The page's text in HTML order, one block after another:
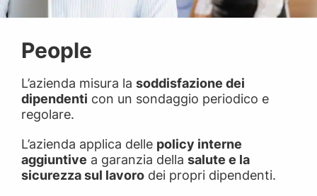
People
L’azienda misura la soddisfazione dei
dipendenti con un sondaggio periodico e
regolare.
L’azienda applica delle policy interne
aggiuntive a garanzia della salute e la
sicurezza sul lavoro dei propri dipendenti.